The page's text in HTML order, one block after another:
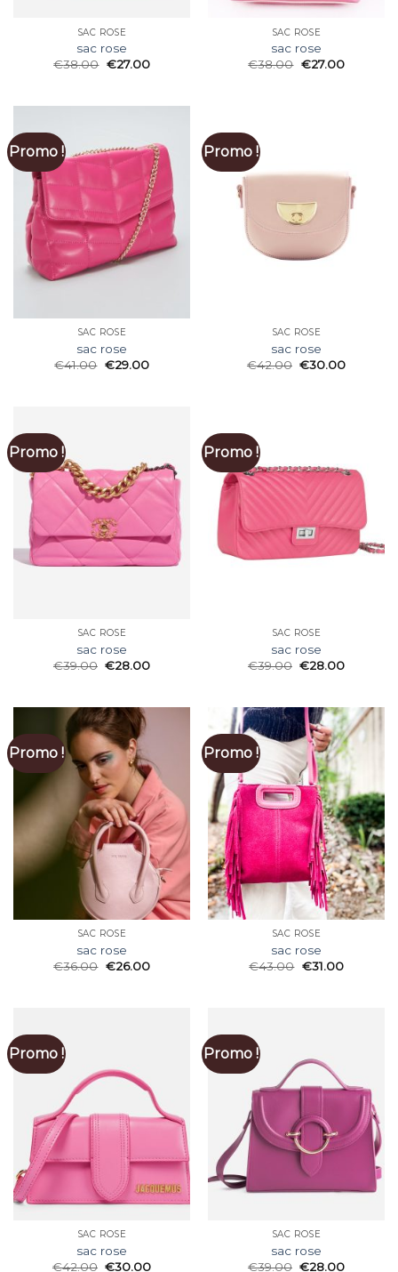
SAC ROSE
sac rose
€38.00 €27.00
SAC ROSE
sac rose
€38.00 €27.00
Promo !
SAC ROSE
sac rose
€41.00 €29.00
Promo !
SAC ROSE
sac rose
€42.00 €30.00
Promo !
SAC ROSE
sac rose
€39.00 €28.00
Promo !
SAC ROSE
sac rose
€39.00 €28.00
Promo !
SAC ROSE
sac rose
€36.00 €26.00
Promo !
SAC ROSE
sac rose
€43.00 €31.00
Promo !
SAC ROSE
sac rose
€42.00 €30.00
Promo !
SAC ROSE
sac rose
€39.00 €28.00